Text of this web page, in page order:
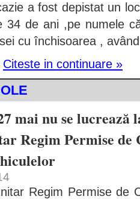
a fost depistat un
34 de ani ,pe numele
cu închisoarea ,
Citeste in continuare »
mai nu se
Regim Permise de
Regim Permise de